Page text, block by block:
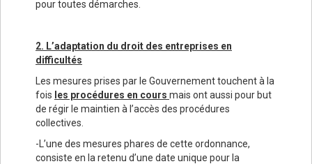
pour toutes démarches.
2. L’adaptation du droit des entreprises en
difficultés
Les mesures prises par le Gouvernement touchent à la
fois les procédures en cours mais ont aussi pour but
de régir le maintien à l’accès des procédures
collectives.
-L’une des mesures phares de cette ordonnance,
consiste en la retenu d’une date unique pour la